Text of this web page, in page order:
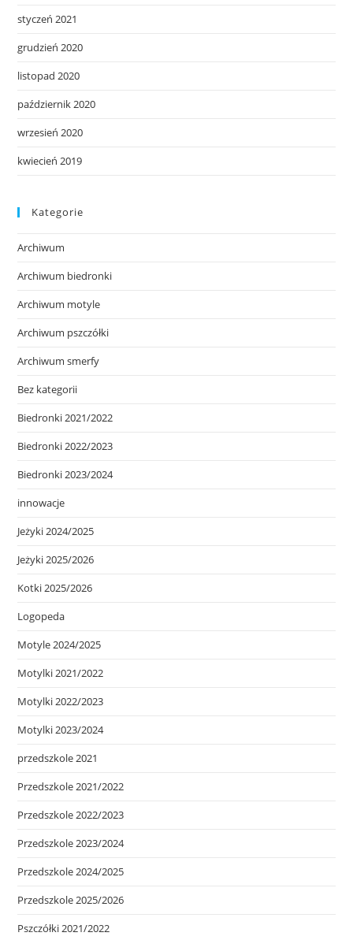
styczeń 2021
grudzień 2020
listopad 2020
październik 2020
wrzesień 2020
kwiecień 2019
Kategorie
Archiwum
Archiwum biedronki
Archiwum motyle
Archiwum pszczółki
Archiwum smerfy
Bez kategorii
Biedronki 2021/2022
Biedronki 2022/2023
Biedronki 2023/2024
innowacje
Jeżyki 2024/2025
Jeżyki 2025/2026
Kotki 2025/2026
Logopeda
Motyle 2024/2025
Motylki 2021/2022
Motylki 2022/2023
Motylki 2023/2024
przedszkole 2021
Przedszkole 2021/2022
Przedszkole 2022/2023
Przedszkole 2023/2024
Przedszkole 2024/2025
Przedszkole 2025/2026
Pszczółki 2021/2022